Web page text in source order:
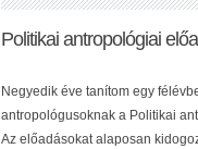
Politikai antropológiai
Negyedik éve tanítom egy
antropológusoknak a Politikai
Az előadásokat alaposan